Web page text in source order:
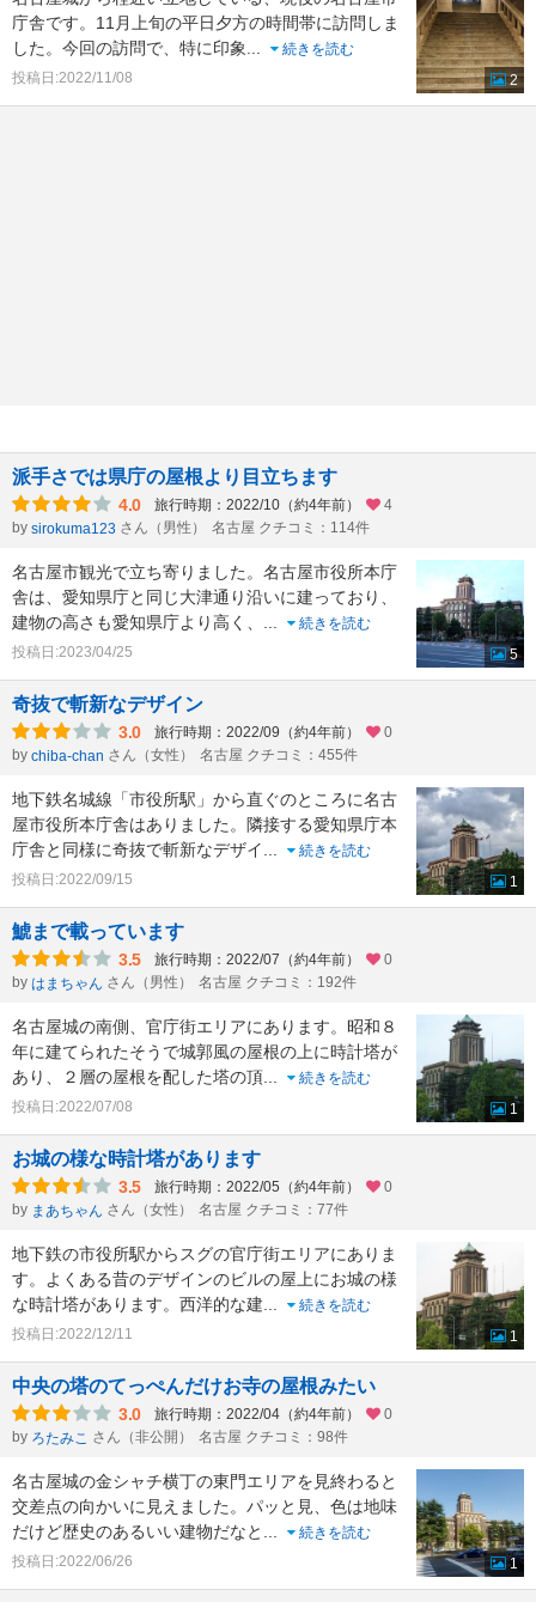
庁舎です。11月上旬の平日夕方の時間帯に訪問しま
した。今回の訪問で、特に印象
続きを読む
投稿日:2022/11/08
2
派手さでは県庁の屋根より目立ちます
4.0 旅行時期：2022/10（約4年前）
4
by sirokuma123 さん（男性） 名古屋 クチコミ：114件
名古屋市観光で立ち寄りました。名古屋市役所本庁
舎は、愛知県庁と同じ大津通り沿いに建っており、
建物の高さも愛知県庁より高く、
続きを読む
投稿日:2023/04/25
5
奇抜で斬新なデザイン
3.0 旅行時期：2022/09（約4年前）
0
by chiba-chan さん（女性） 名古屋 クチコミ：455件
地下鉄名城線「市役所駅」から直ぐのところに名古
屋市役所本庁舎はありました。隣接する愛知県庁本
庁舎と同様に奇抜で斬新なデザイ
続きを読む
投稿日:2022/09/15
1
鯱まで載っています
3.5 旅行時期：2022/07（約4年前）
0
by はまちゃん さん（男性） 名古屋 クチコミ：192件
名古屋城の南側、官庁街エリアにあります。昭和８
年に建てられたそうで城郭風の屋根の上に時計塔が
あり、２層の屋根を配した塔の頂
続きを読む
投稿日:2022/07/08
1
お城の様な時計塔があります
3.5 旅行時期：2022/05（約4年前）
0
by まあちゃん さん（女性） 名古屋 クチコミ：77件
地下鉄の市役所駅からスグの官庁街エリアにありま
す。よくある昔のデザインのビルの屋上にお城の様
な時計塔があります。西洋的な建
続きを読む
投稿日:2022/12/11
1
中央の塔のてっぺんだけお寺の屋根みたい
3.0 旅行時期：2022/04（約4年前）
0
by ろたみこ さん（非公開） 名古屋 クチコミ：98件
名古屋城の金シャチ横丁の東門エリアを見終わると
交差点の向かいに見えました。パッと見、色は地味
だけど歴史のあるいい建物だなと
続きを読む
投稿日:2022/06/26
1